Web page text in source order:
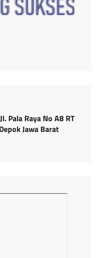
Pala Raya No A8 RT
Jawa Barat